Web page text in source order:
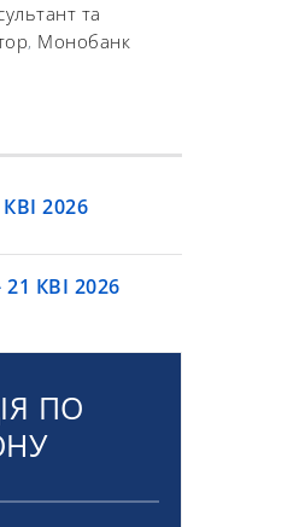
та
, Монобанк
2026
21 КВІ 2026
ПО